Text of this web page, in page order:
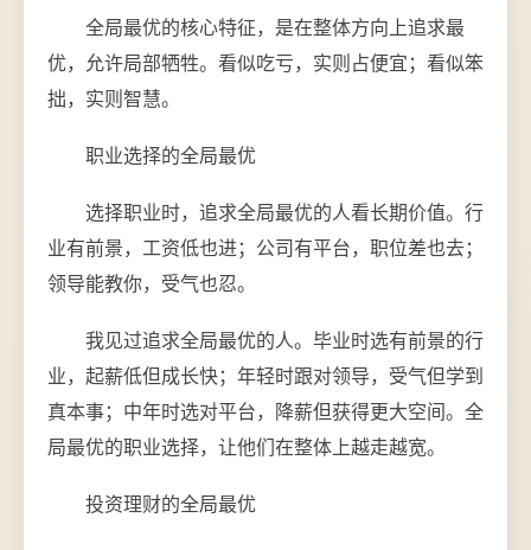
全局最优的核心特征，是在整体方向上追求最
优，允许局部牺牲。看似吃亏，实则占便宜；看似笨
拙，实则智慧。
职业选择的全局最优
选择职业时，追求全局最优的人看长期价值。行
业有前景，工资低也进；公司有平台，职位差也去；
领导能教你，受气也忍。
我见过追求全局最优的人。毕业时选有前景的行
业，起薪低但成长快；年轻时跟对领导，受气但学到
真本事；中年时选对平台，降薪但获得更大空间。全
局最优的职业选择，让他们在整体上越走越宽。
投资理财的全局最优